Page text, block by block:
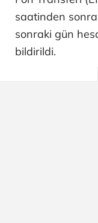
saatinden
sonraki gün
bildirildi.